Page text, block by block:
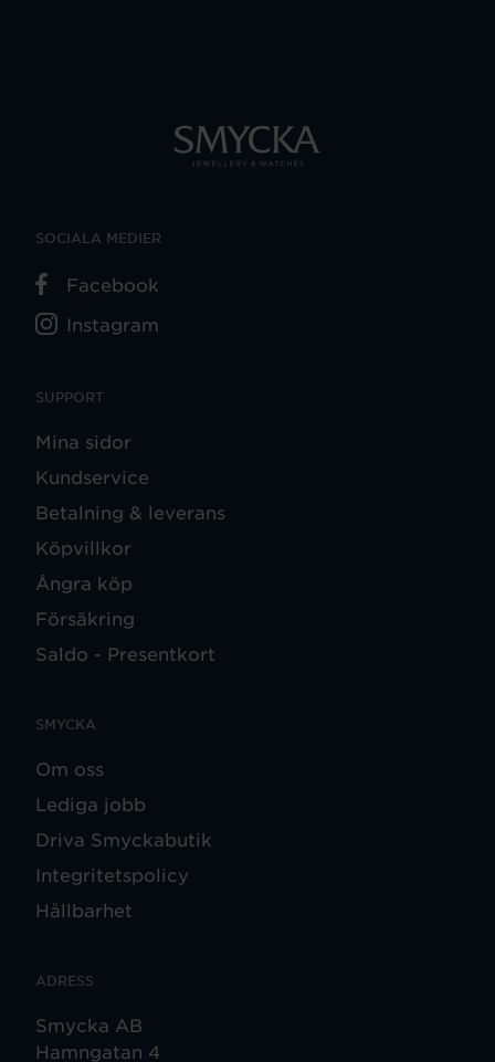
SUPPORT
Mina sidor
Kundservice
Betalning & leverans
Köpvillkor
Ångra köp
Försäkring
Saldo - Presentkort
SMYCKA
Om oss
Lediga jobb
Driva Smyckabutik
Integritetspolicy
Hållbarhet
ADRESS
Smycka AB
Hamngatan 4
SOCIALA MEDIER
Facebook
Instagram